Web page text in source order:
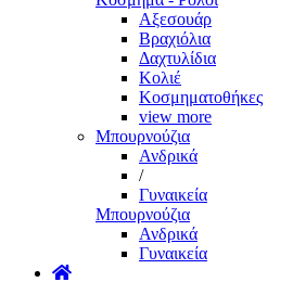
Αξεσουάρ
Βραχιόλια
Δαχτυλίδια
Κολιέ
Κοσμηματοθήκες
view more
Μπουρνούζια
Ανδρικά
/
Γυναικεία
Μπουρνούζια
Ανδρικά
Γυναικεία